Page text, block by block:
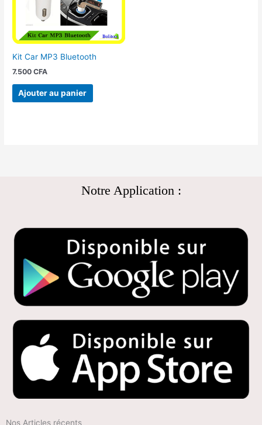
Kit Car MP3 Bluetooth
7.500CFA
Ajouter au panier
Notre Application :
Nos Articles récents